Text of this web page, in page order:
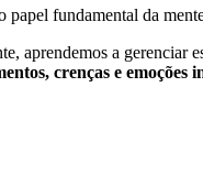
fundamental da
aprendemos a gerenciar
crenças e